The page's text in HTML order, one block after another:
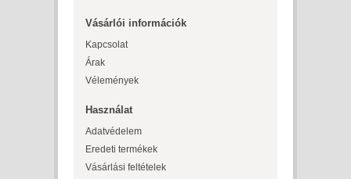
Vásárlói információk
Kapcsolat
Árak
Vélemények
Használat
Adatvédelem
Eredeti termékek
Vásárlási feltételek